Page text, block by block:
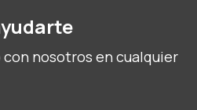
nosotros en cualquier